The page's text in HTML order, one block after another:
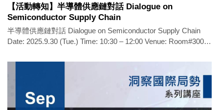
【活動轉知】半導體供應鏈對話 Dialogue on
Semiconductor Supply Chain
半導體供應鏈對話 Dialogue on Semiconductor Supply Chain
Date: 2025.9.30 (Tue.) Time: 10:30 – 12:00 Venue: Room#3001,
Nelson Wen, Public Diplomacy Section Chief, American
Institute in Taiwan Kaohsiung Branch Office 美國在台協會高雄
yen Chen, Director | Institute of Political Science, National Sun
Yat-sen University 國立中山大學政治學研究所所長 陳宗巖教授